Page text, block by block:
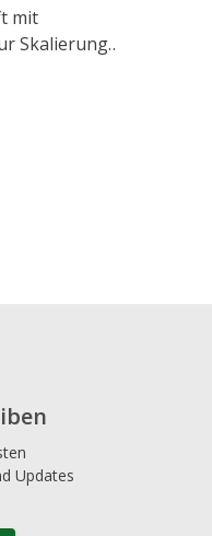
mit
Skalierung
Updates